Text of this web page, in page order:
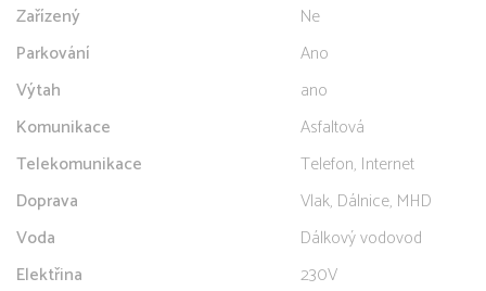
Zařízený
Ne
Parkování
Ano
Výtah
ano
Komunikace
Asfaltová
Telekomunikace
Telefon, Internet
Doprava
Vlak, Dálnice, MHD
Voda
Dálkový vodovod
Elektřina
230V